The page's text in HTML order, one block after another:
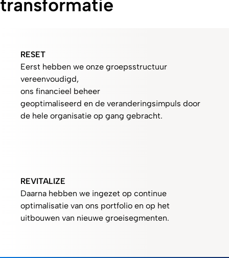
transformatie
RESET
Eerst hebben we onze groepsstructuur
vereenvoudigd,
ons financieel beheer
geoptimaliseerd en de veranderingsimpuls door
de hele organisatie op gang gebracht.
REVITALIZE
Daarna hebben we ingezet op continue
optimalisatie van ons portfolio en op het
uitbouwen van nieuwe groeisegmenten.